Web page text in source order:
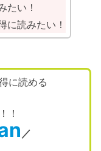
たい！
に読みたい！
に読める
！
／